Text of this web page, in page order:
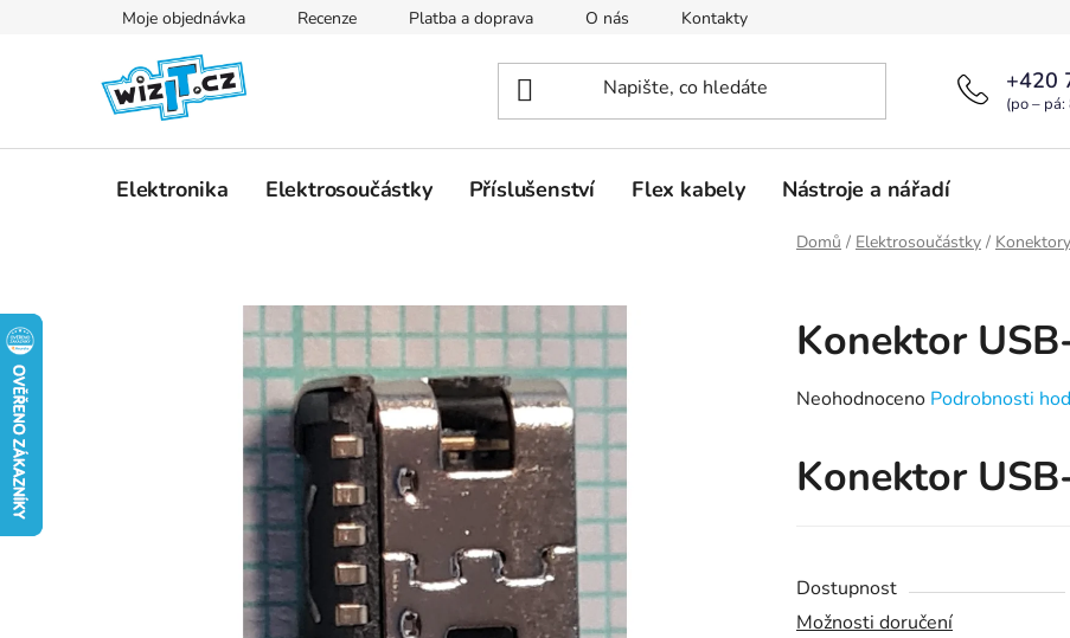
Moje objednávka Recenze Platba a doprava O nás Kontakty
+420
(po –
Elektronika Elektrosoučástky Příslušenství Flex kabely Nástroje a nářadí
Domů / Elektrosoučástky / Konektory
Konektor
Průměrné
produktu
je
5
hvězdiček.
Neohodnoceno Podrobnosti
Konektor
Dostupnost
Možnosti doručení